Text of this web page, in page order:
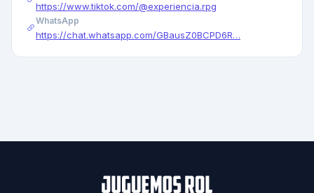
https://www.tiktok.com/@experiencia.rpg
WhatsApp
https://chat.whatsapp.com/GBausZ0BCPD6R…